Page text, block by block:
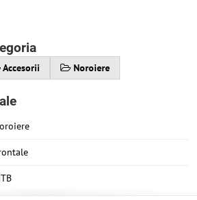
Accesorii Noroiere